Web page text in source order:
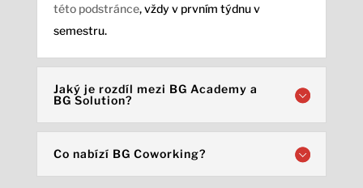
této podstránce, vždy v prvním týdnu v
semestru.
Jaký je rozdíl mezi BG Academy a
BG Solution?
Co nabízí BG Coworking?